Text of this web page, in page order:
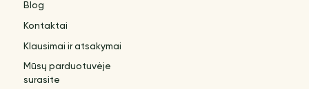
Blog
Kontaktai
Klausimai ir atsakymai
Mūsų parduotuvėje
surasite